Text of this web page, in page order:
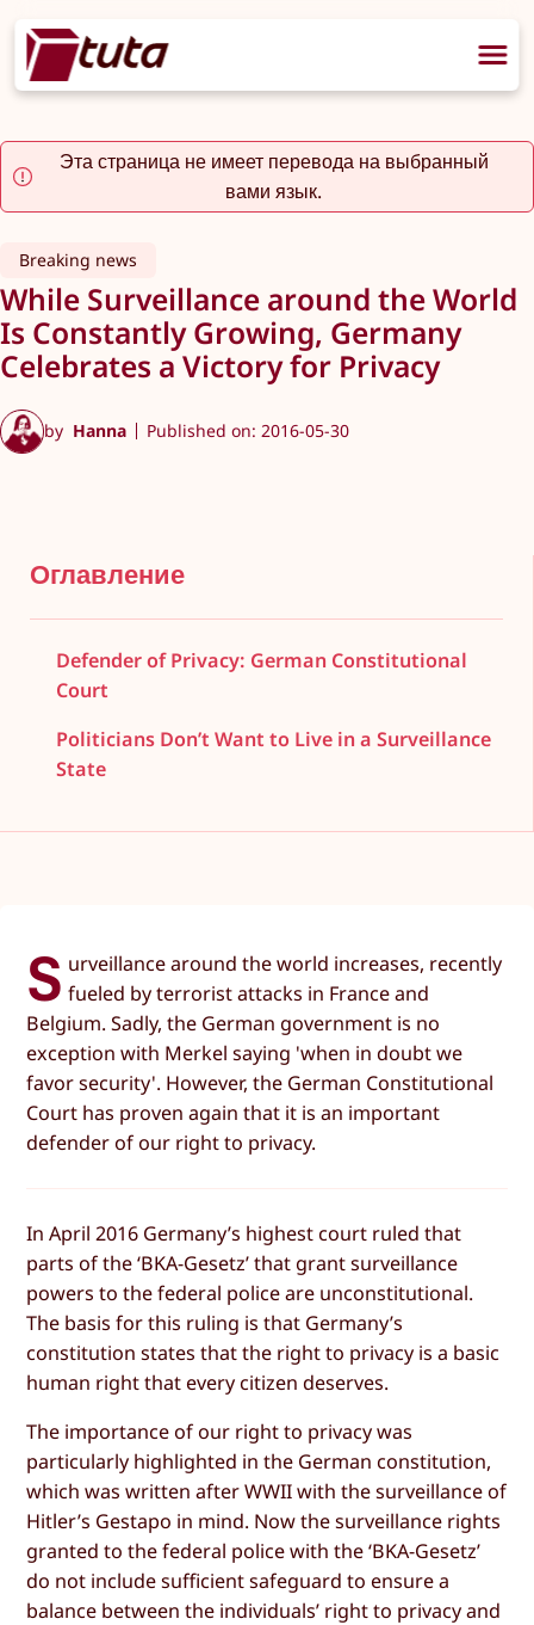
Эта страница не имеет перевода на выбранный
вами язык.
Breaking news
While Surveillance around the World
Is Constantly Growing, Germany
Celebrates a Victory for Privacy
by Hanna Published on: 2016-05-30
Оглавление
Defender of Privacy: German Constitutional
Court
Politicians Don’t Want to Live in a Surveillance
State
S urveillance around the world increases, recently
fueled by terrorist attacks in France and
Belgium. Sadly, the German government is no
exception with Merkel saying 'when in doubt we
favor security'. However, the German Constitutional
Court has proven again that it is an important
defender of our right to privacy.
In April 2016 Germany’s highest court ruled that
parts of the ‘BKA-Gesetz’ that grant surveillance
powers to the federal police are unconstitutional.
The basis for this ruling is that Germany’s
constitution states that the right to privacy is a basic
human right that every citizen deserves.
The importance of our right to privacy was
particularly highlighted in the German constitution,
which was written after WWII with the surveillance of
Hitler’s Gestapo in mind. Now the surveillance rights
granted to the federal police with the ‘BKA-Gesetz’
do not include sufficient safeguard to ensure a
balance between the individuals’ right to privacy and